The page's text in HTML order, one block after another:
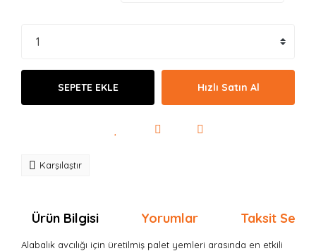
SEPETE EKLE Hızlı Satın Al
Karşılaştır
Ürün Bilgisi Yorumlar Taksit
Alabalık avcılığı için üretilmiş palet yemleri arasında en etkili